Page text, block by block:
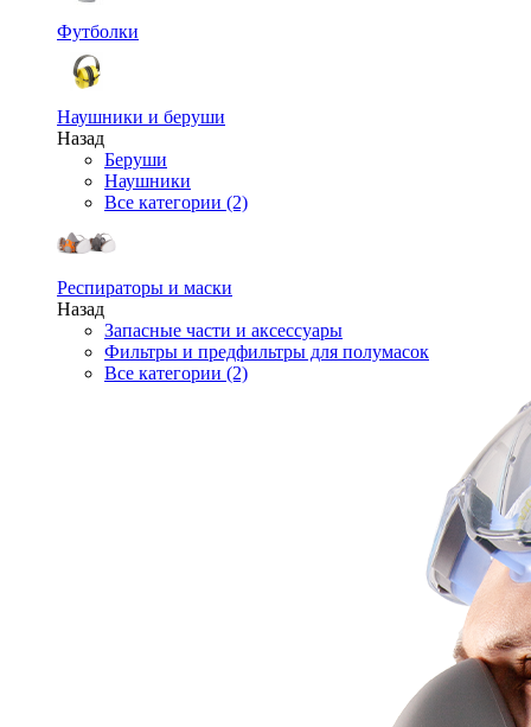
Футболки
Наушники и беруши
Назад
Беруши
Наушники
Все категории (2)
Респираторы и маски
Назад
Запасные части и аксессуары
Фильтры и предфильтры для полумасок
Все категории (2)